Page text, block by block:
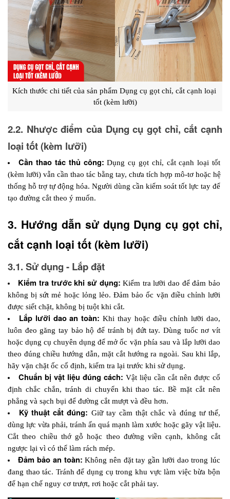
Kích thước chi tiết của sản phẩm Dụng cụ gọt chỉ, cắt cạnh loại
tốt (kèm lưỡi)
2.2. Nhược điểm của Dụng cụ gọt chỉ, cắt cạnh
loại tốt (kèm lưỡi)
Cần thao tác thủ công: Dụng cụ gọt chỉ, cắt cạnh loại tốt
(kèm lưỡi) vẫn cần thao tác bằng tay, chưa tích hợp mô-tơ hoặc hệ
thống hỗ trợ tự động hóa. Người dùng cần kiểm soát tốt lực tay để
tạo đường cắt theo ý muốn.
3. Hướng dẫn sử dụng Dụng cụ gọt chỉ,
cắt cạnh loại tốt (kèm lưỡi)
3.1. Sử dụng - Lắp đặt
Kiểm tra trước khi sử dụng: Kiểm tra lưỡi dao để đảm bảo
không bị sứt mẻ hoặc lỏng lẻo. Đảm bảo ốc vặn điều chỉnh lưỡi
được siết chặt, không bị tuột khi cắt.
Lắp lưỡi dao an toàn: Khi thay hoặc điều chỉnh lưỡi dao,
luôn đeo găng tay bảo hộ để tránh bị đứt tay. Dùng tuốc nơ vít
hoặc dụng cụ chuyên dụng để mở ốc vặn phía sau và lắp lưỡi dao
theo đúng chiều hướng dẫn, mặt cắt hướng ra ngoài. Sau khi lắp,
hãy vặn chặt ốc cố định, kiểm tra lại trước khi sử dụng.
Chuẩn bị vật liệu đúng cách: Vật liệu cần cắt nên được cố
định chắc chắn, tránh di chuyển khi thao tác. Bề mặt cắt nên
phẳng và sạch bụi để đường cắt mượt và đều hơn.
Kỹ thuật cắt đúng: Giữ tay cầm thật chắc và đúng tư thế,
dùng lực vừa phải, tránh ấn quá mạnh làm xước hoặc gãy vật liệu.
Cắt theo chiều thớ gỗ hoặc theo đường viền cạnh, không cắt
ngược lại vì có thể làm rách mép.
Đảm bảo an toàn: Không nên đặt tay gần lưỡi dao trong lúc
đang thao tác. Tránh để dụng cụ trong khu vực làm việc bừa bộn
để hạn chế nguy cơ trượt, rơi hoặc cắt phải tay.